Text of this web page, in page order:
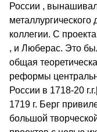
России ,
коллегии. С
, и Люберас. Это
общая
реформы
России в 1718-20
1719 г. Берг
большой